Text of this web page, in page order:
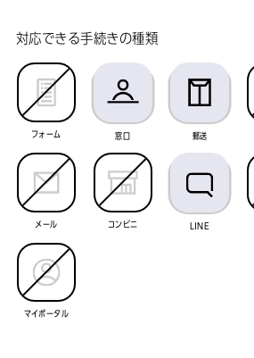
対応できる手続きの種類
フォーム 窓口 郵送
メール コンビニ LINE
マイポータル